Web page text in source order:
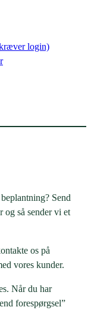
login)
Send
og så sender vi et
os på
vores kunder.
Når du har
forespørgsel”